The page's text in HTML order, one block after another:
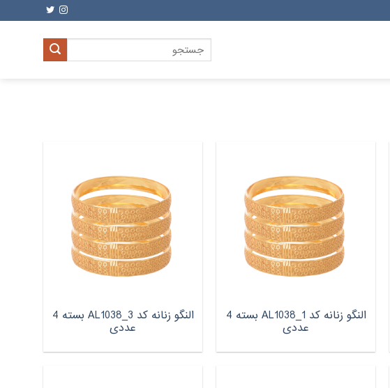
جستجو
برای:
النگو زنانه کد AL1038_1 بسته 4
عددی
النگو زنانه کد AL1038_3 بسته 4
عددی